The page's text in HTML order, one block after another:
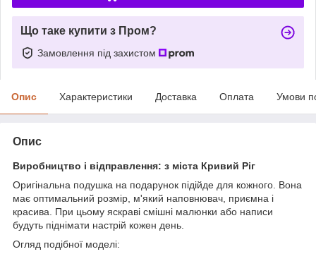
Що таке купити з Пром?
Замовлення під захистом
Опис Характеристики Доставка Оплата Умови
Опис
Виробництво і відправлення: з міста Кривий Ріг
Оригінальна подушка на подарунок підійде для кожного. Вона
має оптимальний розмір, м'який наповнювач, приємна і
красива. При цьому яскраві смішні малюнки або написи
будуть піднімати настрій кожен день.
Огляд подібної моделі: